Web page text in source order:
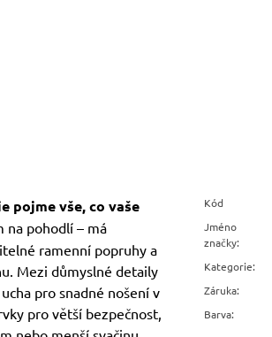
pojme vše, co vaše
na pohodlí – má
ramenní popruhy a
Mezi důmyslné detaily
pro snadné nošení v
pro větší bezpečnost,
Kód
Jméno
značky:
Kategorie:
Záruka:
Barva: